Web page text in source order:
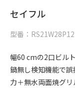
セイフル
型番：
幅60 cmの2口ビル
鍋無し検知機能で
力＋無水両面焼グ